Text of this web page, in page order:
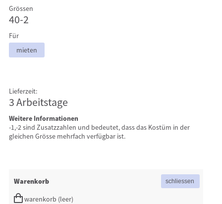
Grössen
40-2
Für
mieten
Lieferzeit:
3 Arbeitstage
Weitere Informationen
-1,-2 sind Zusatzzahlen und bedeutet, dass das Kostüm in der
gleichen Grösse mehrfach verfügbar ist.
Warenkorb
warenkorb (leer)